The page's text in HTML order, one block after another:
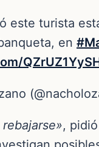
este turista
en
,